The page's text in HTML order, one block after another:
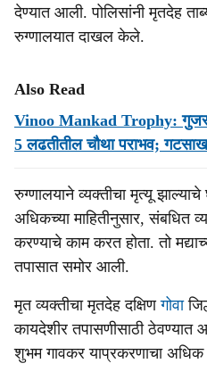
देण्यात आली. पोलिसांनी मृतदेह
रुग्णालयात दाखल केले.
Also Read
Vinoo Mankad Trophy:
5 लढतीतील चौथा पराभव;
रुग्णालयाने व्यक्तीचा मृत्यू
अधिकच्या माहितीनुसार, संबधित
करण्याचे काम करत होता. तो
तपासात समोर आली.
मृत व्यक्तीचा मृतदेह दक्षिणगोवा
कायदेशीर तपासणीसाठी ठेवण्यात
शुभम गावकर याप्रकरणाचा